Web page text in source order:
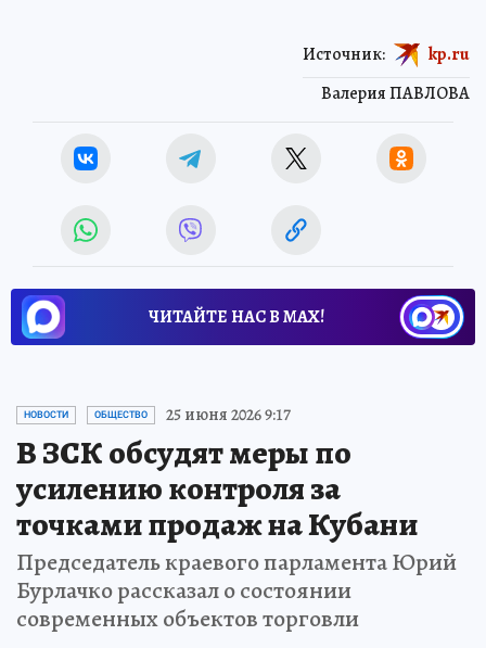
Валерия ПАВЛОВА
Источник: kp.ru
ЧИТАЙТЕ НАС В МАХ!
НОВОСТИ ОБЩЕСТВО 25 июня 2026 9:17
В ЗСК обсудят меры по
усилению контроля за
точками продаж на Кубани
Председатель краевого парламента Юрий
Бурлачко рассказал о состоянии